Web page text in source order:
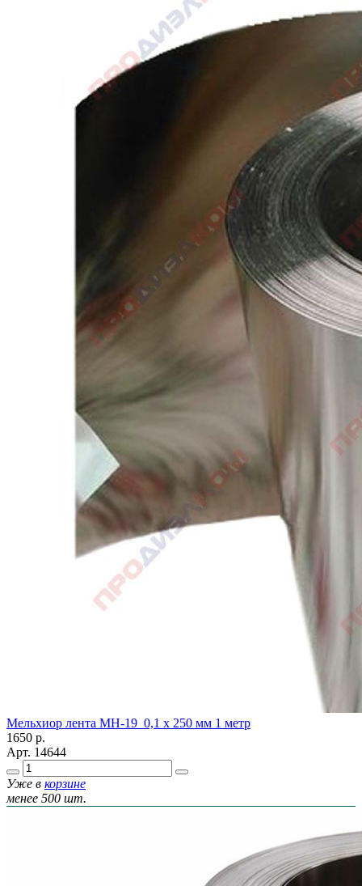
Мельхиор лента МН-19 0,1 х 250 мм 1 метр
1650 р.
Арт. 14644
Уже в корзине
менее 500 шт.